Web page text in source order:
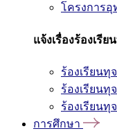
โครงการอุ
แจ้งเรื่องร้องเรีย
ร้องเรียนทุ
ร้องเรียน
ร้องเรียน
การศึกษา